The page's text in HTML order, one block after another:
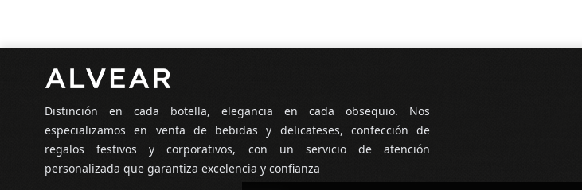
Distinción en cada botella, elegancia en cada obsequio. Nos
especializamos en venta de bebidas y delicateses, confección de
regalos festivos y corporativos, con un servicio de atención
personalizada que garantiza excelencia y confianza